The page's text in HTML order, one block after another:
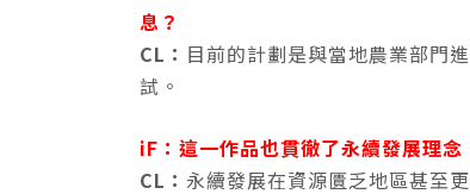
息？
CL： 目前的計劃是與當地農業部門
試。
iF：這一作品也貫徹了永續發展理
CL： 永續發展在資源匱乏地區甚至